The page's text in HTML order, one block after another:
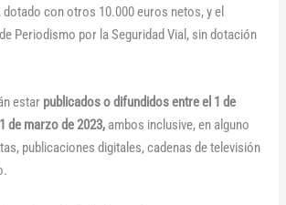
con otros 10.000 euros netos, y el
Periodismo por la Seguridad Vial, sin dotación
estar publicados o difundidos entre el 1 de
de marzo de 2023, ambos inclusive, en alguno
publicaciones digitales, cadenas de televisión